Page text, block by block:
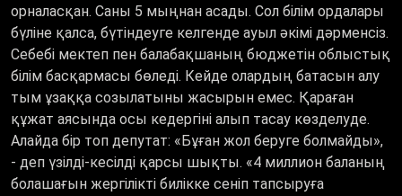
орналасқан. Саны 5 мыңнан асады. Сол білім ордалары
бүліне қалса, бүтіндеуге келгенде ауыл әкімі дәрменсіз.
Себебі мектеп пен балабақшаның бюджетін облыстық
білім басқармасы бөледі. Кейде олардың батасын алу
тым ұзаққа созылатыны жасырын емес. Қараған
құжат аясында осы кедергіні алып тасау көзделуде.
Алайда бір топ депутат: «Бұған жол беруге болмайды»,
- деп үзілді-кесілді қарсы шықты. «4 миллион баланың
болашағын жергілікті билікке сеніп тапсыруға